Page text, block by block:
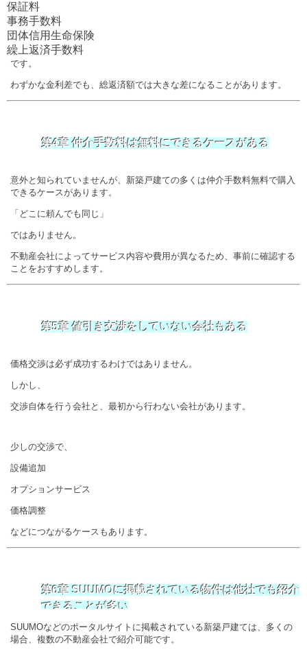
保証料
事務手数料
団体信用生命保険
繰上返済手数料
です。
わずかな金利差でも、総返済額では大きな差になることがあります。
第4章 仲介手数料は無料にできるケースがある
意外と知られていませんが、新築戸建ての多くは仲介手数料無料で購入
できるケースがあります。
「どこに頼んでも同じ」
ではありません。
不動産会社によってサービス内容や費用が異なるため、事前に確認する
ことをおすすめします。
第5章 値引き交渉をしていない会社もある
価格交渉は必ず成功するわけではありません。
しかし、
交渉自体を行う会社と、最初から行わない会社があります。
少しの交渉で、
設備追加
オプションサービス
価格調整
などにつながるケースもあります。
第6章 SUUMOに掲載されている物件は他社でも紹介
できることが多い
SUUMOなどのポータルサイトに掲載されている新築戸建ては、多くの
場合、複数の不動産会社で紹介可能です。